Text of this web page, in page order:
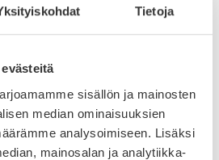
Tietoja
sisällön ja mainosten
median ominaisuuksien
analysoimiseen. Lisäksi
mainosalan ja analytiikka-
maksa apteekissa
JORVEZA-tuotteet